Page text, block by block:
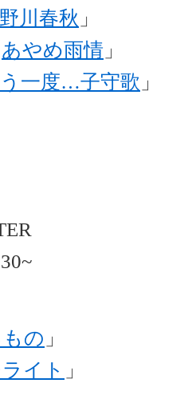
川春秋 」
あやめ雨情 」
一度…子守歌 」
の 」
イト 」